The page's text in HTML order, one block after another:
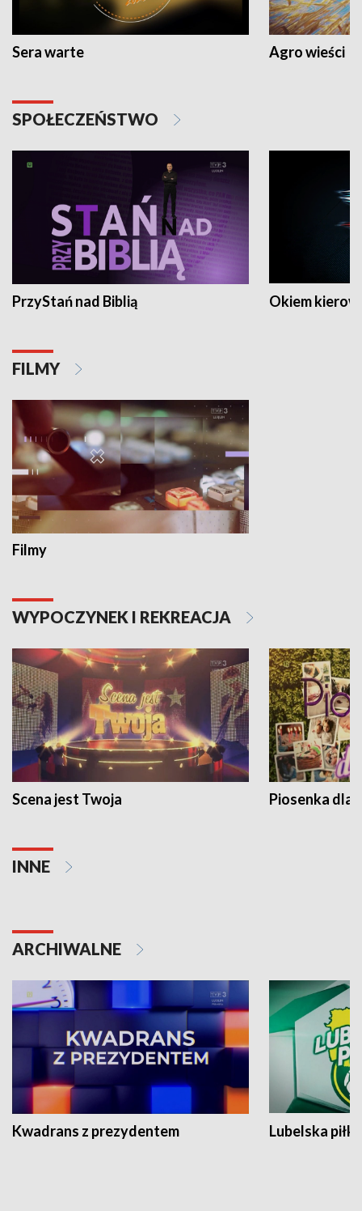
Sera warte Agro wieści
SPOŁECZEŃSTWO
PrzyStań nad Biblią Okiem
FILMY
Filmy
WYPOCZYNEK I REKREACJA
Scena jest Twoja Piosenka dla
INNE
ARCHIWALNE
Kwadrans z prezydentem Lubelska piłka